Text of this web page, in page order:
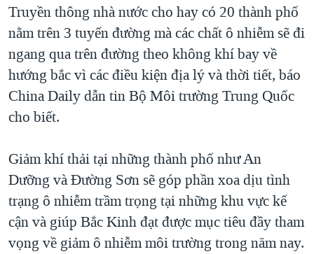
NGƯ DÂN VIỆT VÀ LÀN SÓNG TRỘM HẢI SÂM
BÊN KIA QUỐC LỘ: TIẾNG VỌNG TỪ NÔNG THÔN MỸ
QUAN HỆ VIỆT MỸ
Truyền thông nhà nước cho hay có 20 thành phố
nằm trên 3 tuyến đường mà các chất ô nhiễm sẽ đi
ngang qua trên đường theo không khí bay về
hướng bắc vì các điều kiện địa lý và thời tiết, báo
China Daily dẫn tin Bộ Môi trường Trung Quốc
cho biết.
Giảm khí thải tại những thành phố như An
Dưỡng và Đường Sơn sẽ góp phần xoa dịu tình
trạng ô nhiễm trầm trọng tại những khu vực kế
cận và giúp Bắc Kinh đạt được mục tiêu đầy tham
vọng về giảm ô nhiễm môi trường trong năm nay.